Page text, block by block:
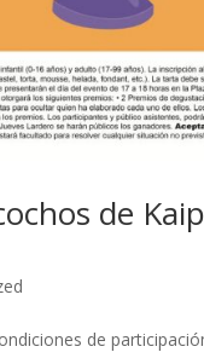
de
de